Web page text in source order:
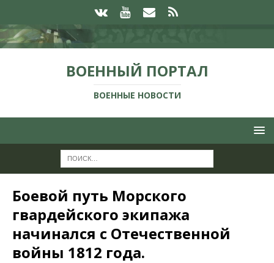
ВОЕННЫЙ ПОРТАЛ
ВОЕННЫЕ НОВОСТИ
Боевой путь Морского
гвардейского экипажа
начинался с Отечественной
войны 1812 года.